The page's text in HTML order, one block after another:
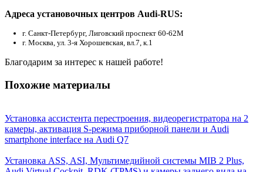
Адреса установочных центров Audi-RUS:
г. Санкт-Петербург, Лиговский проспект 60-62М
г. Москва, ул. 3-я Хорошевская, вл.7, к.1
Благодарим за интерес к нашей работе!
Похожие материалы
Установка ассистента перестроения, видеорегистратора на 2
камеры, активация S-режима приборной панели и Audi
smartphone interface на Audi Q7
Установка ASS, ASI, Мультимедийной системы MIB 2 Plus,